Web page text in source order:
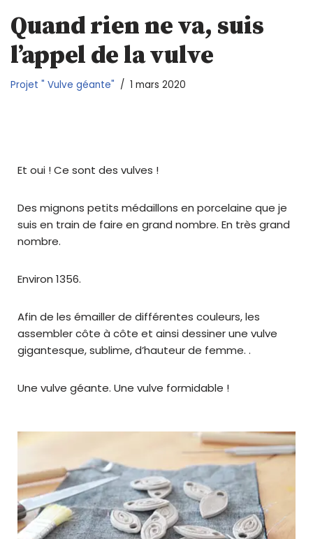
Quand rien ne va, suis
l’appel de la vulve
Projet " Vulve géante" 1 mars 2020
Et oui ! Ce sont des vulves !
Des mignons petits médaillons en porcelaine que je
suis en train de faire en grand nombre. En très grand
nombre.
Environ 1356.
Afin de les émailler de différentes couleurs, les
assembler côte à côte et ainsi dessiner une vulve
gigantesque, sublime, d’hauteur de femme. .
Une vulve géante. Une vulve formidable !